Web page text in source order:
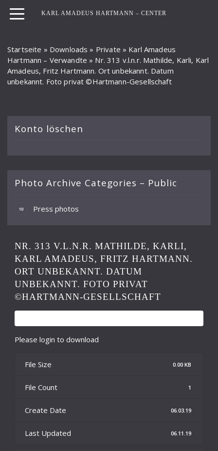
KARL AMADEUS HARTMANN – CENTER
Startseite » Downloads » Private » Karl Amadeus
Hartmann – Verwandte » Nr. 313 v.l.n.r. Mathilde, Karli, Karl
Amadeus, Fritz Hartmann. Ort unbekannt. Datum
unbekannt. Foto privat ©Hartmann-Gesellschaft
Konto löschen
Photo Archive Categories – Public
Press photos
10
NR. 313 V.L.N.R. MATHILDE, KARLI,
KARL AMADEUS, FRITZ HARTMANN.
ORT UNBEKANNT. DATUM
UNBEKANNT. FOTO PRIVAT
©HARTMANN-GESELLSCHAFT
Please login to download
File Size 0.00 KB
File Count 1
Create Date 06.03.19
Last Updated 06.11.19